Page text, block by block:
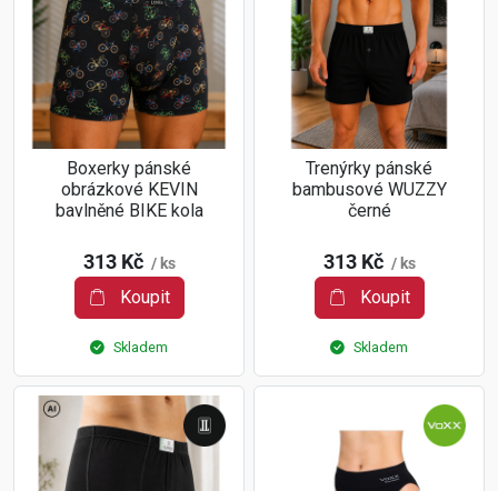
Boxerky pánské
obrázkové KEVIN
bavlněné BIKE kola
313 Kč / ks
Koupit
Skladem
Trenýrky pánské
bambusové WUZZY
černé
313 Kč / ks
Koupit
Skladem